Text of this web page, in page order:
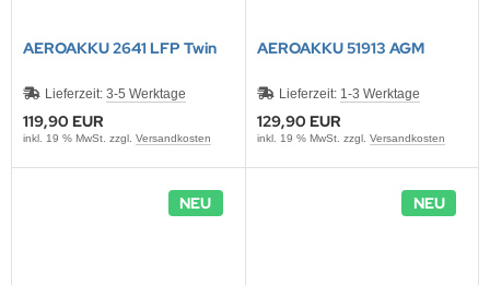
AEROAKKU 2641 LFP Twin
Lieferzeit: 3-5 Werktage
119,90 EUR
inkl. 19 % MwSt. zzgl. Versandkosten
AEROAKKU 51913 AGM
Lieferzeit: 1-3 Werktage
129,90 EUR
inkl. 19 % MwSt. zzgl. Versandkosten
NEU NEU